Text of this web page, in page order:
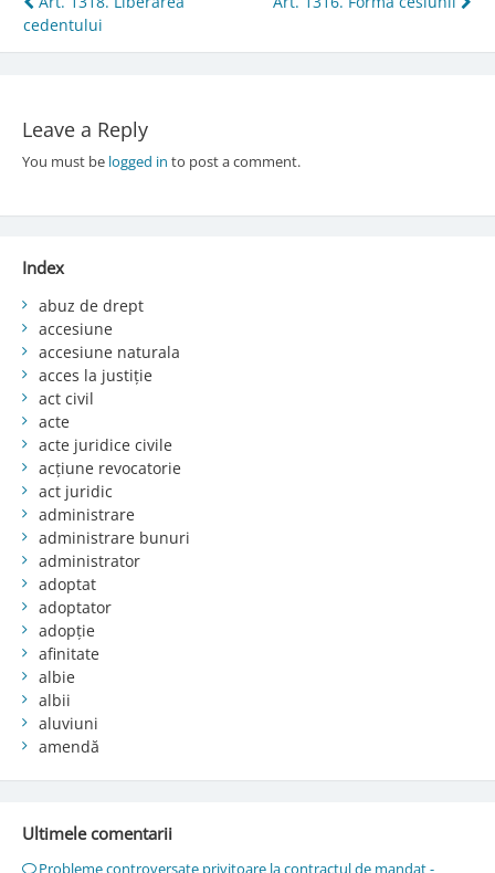
navigation
cedentului
Leave a Reply
You must be logged in to post a comment.
Index
abuz de drept
accesiune
accesiune naturala
acces la justiție
act civil
acte
acte juridice civile
acțiune revocatorie
act juridic
administrare
administrare bunuri
administrator
adoptat
adoptator
adopție
afinitate
albie
albii
aluviuni
amendă
Ultimele comentarii
Probleme controversate privitoare la contractul de mandat -